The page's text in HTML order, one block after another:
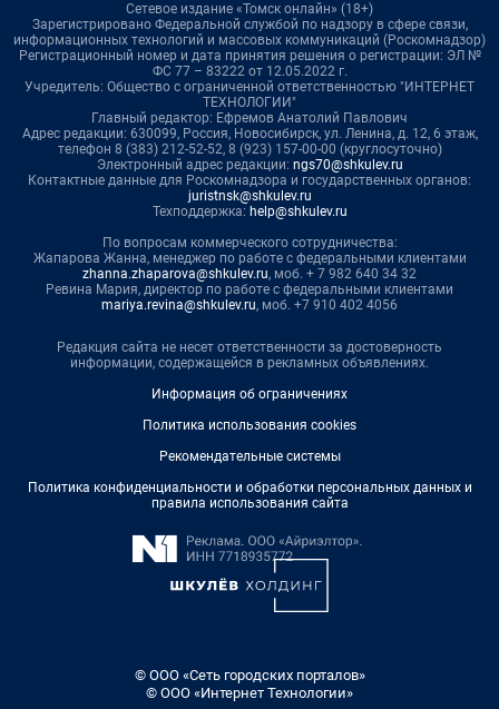
Сетевое издание «Томск онлайн» (18+)
Зарегистрировано Федеральной службой по надзору в сфере связи,
информационных технологий и массовых коммуникаций (Роскомнадзор)
Регистрационный номер и дата принятия решения о регистрации: ЭЛ №
ФС 77 – 83222 от 12.05.2022 г.
Учредитель: Общество с ограниченной ответственностью "ИНТЕРНЕТ
ТЕХНОЛОГИИ"
Главный редактор: Ефремов Анатолий Павлович
Адрес редакции: 630099, Россия, Новосибирск, ул. Ленина, д. 12, 6 этаж,
телефон 8 (383) 212-52-52, 8 (923) 157-00-00 (круглосуточно)
Электронный адрес редакции: ngs70@shkulev.ru
Контактные данные для Роскомнадзора и государственных органов:
juristnsk@shkulev.ru
Техподдержка: help@shkulev.ru
По вопросам коммерческого сотрудничества:
Жапарова Жанна, менеджер по работе с федеральными клиентами
zhanna.zhaparova@shkulev.ru, моб. + 7 982 640 34 32
Ревина Мария, директор по работе с федеральными клиентами
mariya.revina@shkulev.ru, моб. +7 910 402 4056
Редакция сайта не несет ответственности за достоверность
информации, содержащейся в рекламных объявлениях.
Информация об ограничениях
Политика использования cookies
Рекомендательные системы
Политика конфиденциальности и обработки персональных данных и
правила использования сайта
© ООО «Сеть городских порталов»
© ООО «Интернет Технологии»